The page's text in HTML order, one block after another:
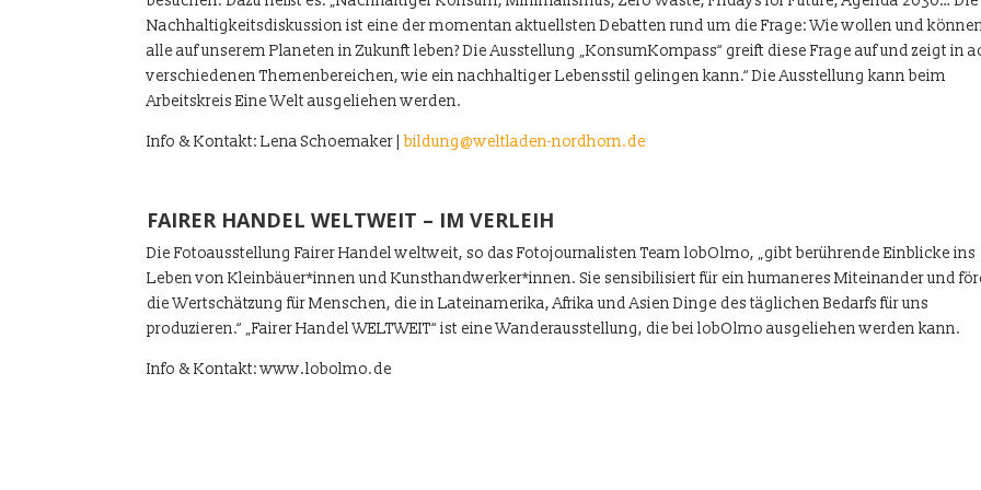
Nachhaltigkeitsdiskussion ist eine der momentan aktuellsten Debatten rund um die Frage: Wie wollen und
alle auf unserem Planeten in Zukunft leben? Die Ausstellung „KonsumKompass“ greift diese Frage auf und zeigt in
verschiedenen Themenbereichen, wie ein nachhaltiger Lebensstil gelingen kann.“ Die Ausstellung kann beim
Arbeitskreis Eine Welt ausgeliehen werden.
Info & Kontakt: Lena Schoemaker |bildung@weltladen-nordhorn.de
FAIRER HANDEL WELTWEIT – IM VERLEIH
Die Fotoausstellung Fairer Handel weltweit, so das Fotojournalisten Team lobOlmo, „gibt berührende Einblicke ins
Leben von Kleinbäuer*innen und Kunsthandwerker*innen. Sie sensibilisiert für ein humaneres Miteinander und
die Wertschätzung für Menschen, die in Lateinamerika, Afrika und Asien Dinge des täglichen Bedarfs für uns
produzieren.“ „Fairer Handel WELTWEIT“ ist eine Wanderausstellung, die bei lobOlmo ausgeliehen werden kann.
Info & Kontakt: www.lobolmo.de